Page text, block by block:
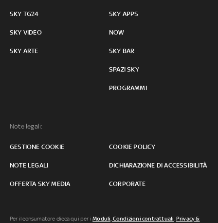
SKY TG24
SKY VIDEO
SKY ARTE
SKY APPS
NOW
SKY BAR
SPAZI SKY
PROGRAMMI
Note legali:
GESTIONE COOKIE COOKIE POLICY
NOTE LEGALI DICHIARAZIONE DI ACCESSIBILITÀ
OFFERTA SKY MEDIA CORPORATE
Per il consumatore clicca qui per iModuli, Condizioni contrattuali, Privacy &